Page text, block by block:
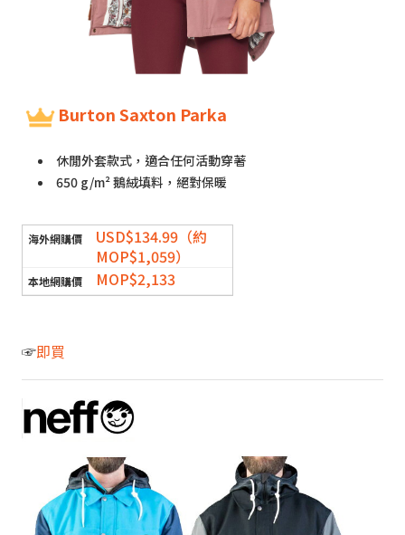
Burton Saxton Parka
休閒外套款式，適合任何活動穿著
650 g/m² 鵝絨填料，絕對保暖
USD$134.99（約
MOP$1,059）
MOP$2,133
☞即買